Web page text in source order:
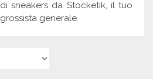
di sneakers da Stocketik, il tuo
grossista generale.